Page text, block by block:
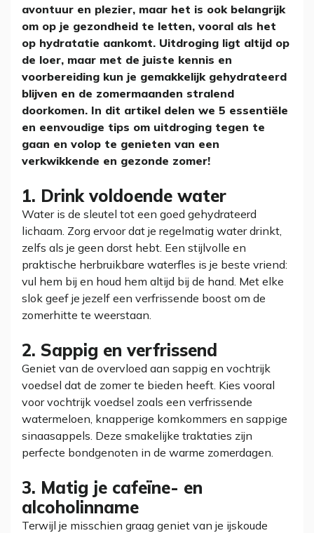
avontuur en plezier, maar het is ook belangrijk
om op je gezondheid te letten, vooral als het
op hydratatie aankomt. Uitdroging ligt altijd op
de loer, maar met de juiste kennis en
voorbereiding kun je gemakkelijk gehydrateerd
blijven en de zomermaanden stralend
doorkomen. In dit artikel delen we 5 essentiële
en eenvoudige tips om uitdroging tegen te
gaan en volop te genieten van een
verkwikkende en gezonde zomer!
1. Drink voldoende water
Water is de sleutel tot een goed gehydrateerd
lichaam. Zorg ervoor dat je regelmatig water drinkt,
zelfs als je geen dorst hebt. Een stijlvolle en
praktische herbruikbare waterfles is je beste vriend:
vul hem bij en houd hem altijd bij de hand. Met elke
slok geef je jezelf een verfrissende boost om de
zomerhitte te weerstaan.
2. Sappig en verfrissend
Geniet van de overvloed aan sappig en vochtrijk
voedsel dat de zomer te bieden heeft. Kies vooral
voor vochtrijk voedsel zoals een verfrissende
watermeloen, knapperige komkommers en sappige
sinaasappels. Deze smakelijke traktaties zijn
perfecte bondgenoten in de warme zomerdagen.
3. Matig je cafeïne- en
alcoholinname
Terwijl je misschien graag geniet van je ijskoude